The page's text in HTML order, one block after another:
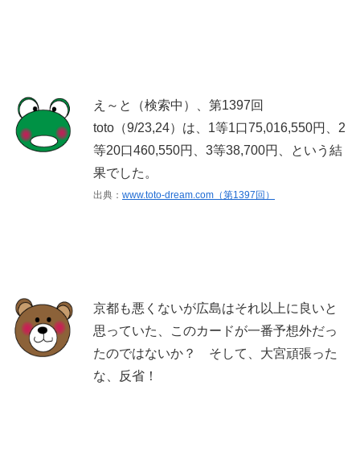
え～と（検索中）、第1397回
toto（9/23,24）は、1等1口75,016,550円、2
等20口460,550円、3等38,700円、という結
果でした。
出典： www.toto-dream.com（第1397回）
京都も悪くないが広島はそれ以上に良いと
思っていた、このカードが一番予想外だっ
たのではないか？ そして、大宮頑張った
な、反省！